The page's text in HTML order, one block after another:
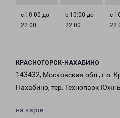
с 10:00 до
22:00
с 10:00 до
22:00
с
КРАСНОГОРСК-НАХАБИНО
143432, Московская обл., г.о.
Нахабино, тер. Технопарк
на карте